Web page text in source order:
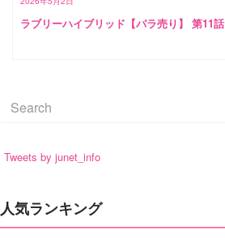
ラブリーハイブリッド【バラ売り】 第11話
Tweets by junet_info
人気ランキング